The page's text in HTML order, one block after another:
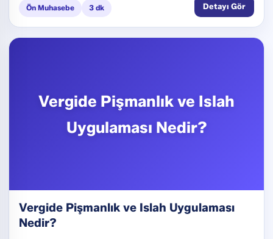
Ön Muhasebe 3 dk Detayı Gör
Vergide Pişmanlık ve Islah
Uygulaması Nedir?
Vergide Pişmanlık ve Islah Uygulaması
Nedir?